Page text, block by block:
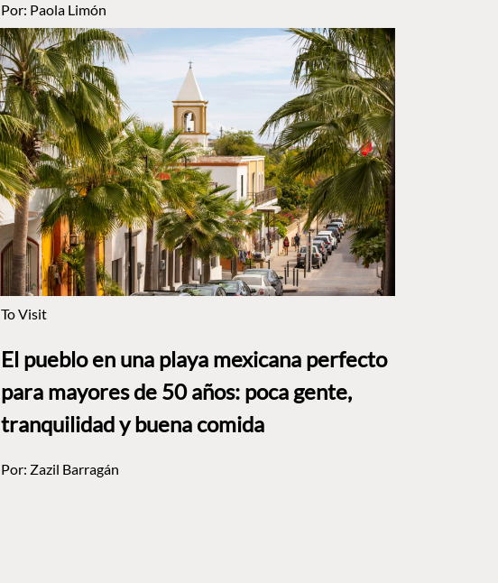
Por: Paola Limón
To Visit
El pueblo en una playa mexicana perfecto
para mayores de 50 años: poca gente,
tranquilidad y buena comida
Por: Zazil Barragán